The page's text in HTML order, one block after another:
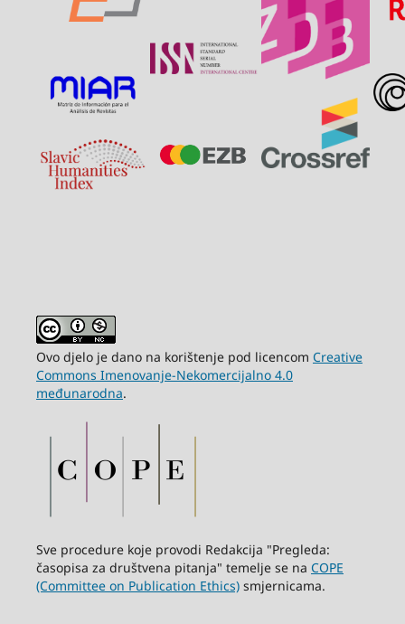
Ovo djelo je dano na korištenje pod licencom Creative
Commons Imenovanje-Nekomercijalno 4.0
međunarodna.
Sve procedure koje provodi Redakcija "Pregleda:
časopisa za društvena pitanja" temelje se na COPE
(Committee on Publication Ethics)smjernicama.